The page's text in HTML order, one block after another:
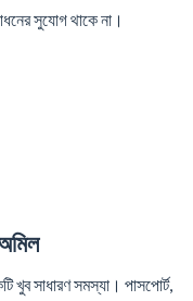
সুযোগ থাকে না।
খুব সাধারণ সমস্যা। পাসপোর্ট,